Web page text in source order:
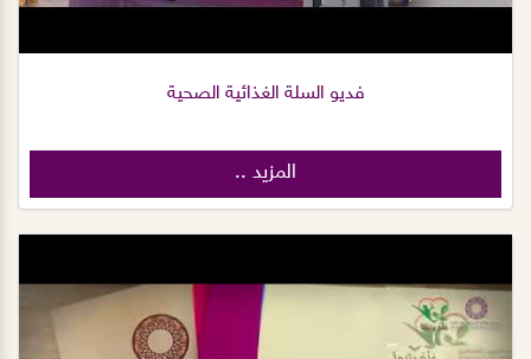
فديو السلة الغذائية الصحية
المزيد ..